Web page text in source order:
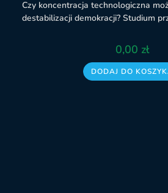
Czy koncentracja technologiczna
destabilizacji demokracji? Studium
0,00 zł
DODAJ DO